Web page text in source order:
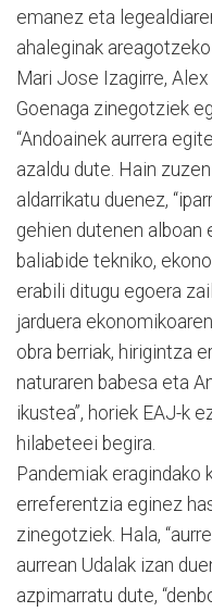
emanez eta
ahaleginak
Mari Jose Izagirre,
Goenaga zinegotziek
“Andoainek aurrera
azaldu dute. Hain
aldarrikatu duenez,
gehien dutenen alboan
baliabide tekniko,
erabili ditugu egoera
jarduera
obra berriak, hirigintza
naturaren babesa eta
ikustea”, horiek EAJ-k
hilabeteei begira.
Pandemiak
erreferentzia eginez
zinegotziek. Hala,
aurrean Udalak izan
azpimarratu dute,